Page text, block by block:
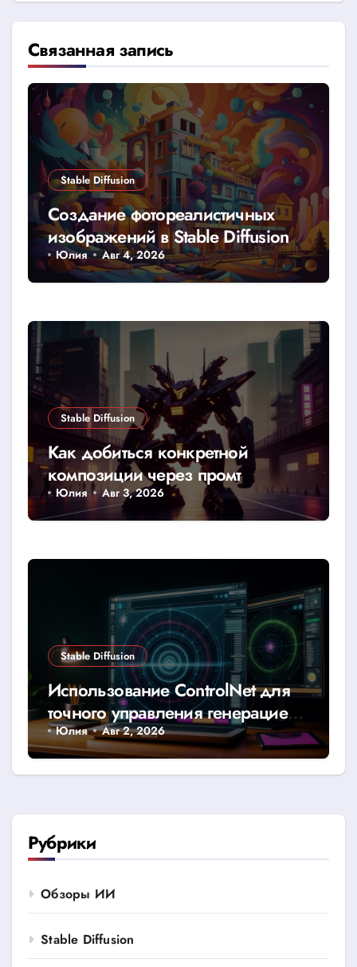
Связанная запись
Stable Diffusion
Создание фотореалистичных
изображений в Stable Diffusion
Юлия Авг 4, 2026
Stable Diffusion
Как добиться конкретной
композиции через промт
Юлия Авг 3, 2026
Stable Diffusion
Использование ControlNet для
точного управления генерацией
изображений в Stable Diffusion
Юлия Авг 2, 2026
Рубрики
Обзоры ИИ
Stable Diffusion